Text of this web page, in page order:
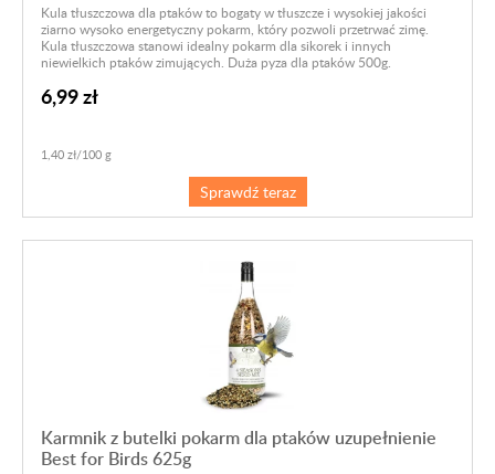
Kula tłuszczowa dla ptaków to bogaty w tłuszcze i wysokiej jakości
ziarno wysoko energetyczny pokarm, który pozwoli przetrwać zimę.
Kula tłuszczowa stanowi idealny pokarm dla sikorek i innych
niewielkich ptaków zimujących. Duża pyza dla ptaków 500g.
6,99 zł
1,40 zł/100 g
Sprawdź teraz
Karmnik z butelki pokarm dla ptaków uzupełnienie
Best for Birds 625g